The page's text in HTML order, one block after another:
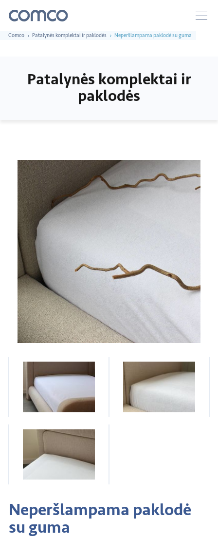
Comco Patalynės komplektai ir paklodės Neperšlampama paklodė su guma
Patalynės komplektai ir
paklodės
Neperšlampama paklodė
su guma